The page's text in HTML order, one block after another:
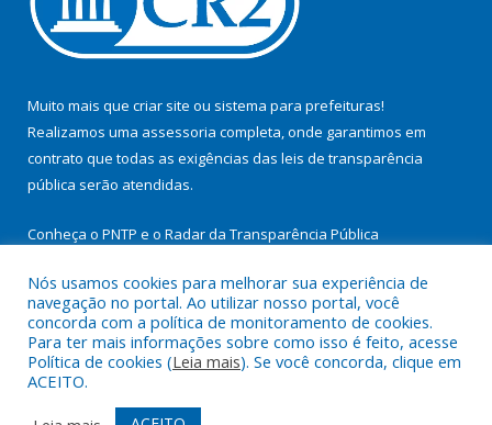
Muito mais que criar site ou sistema para prefeituras!
Realizamos uma assessoria completa, onde garantimos em
contrato que todas as exigências das leis de transparência
pública serão atendidas.
Conheça o PNTP e o Radar da Transparência Pública
Todos os direitos reservados a Prefeitura Municipal de
Cachoeira do Arari.
Nós usamos cookies para melhorar sua experiência de
navegação no portal. Ao utilizar nosso portal, você
concorda com a política de monitoramento de cookies.
Para ter mais informações sobre como isso é feito, acesse
Política de cookies (Leia mais). Se você concorda, clique em
ACEITO.